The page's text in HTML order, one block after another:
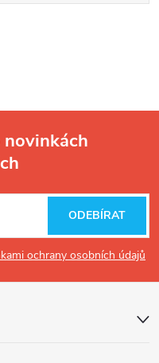
ochrany osobních údajů
ODEBÍRAT